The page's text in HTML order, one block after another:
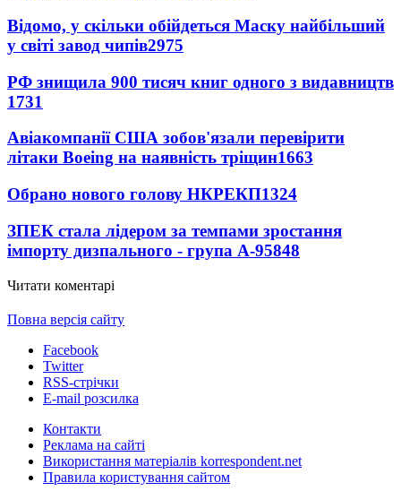
Відомо, у скільки обійдеться Маску найбільший
у світі завод чипів2975
РФ знищила 900 тисяч книг одного з видавництв
1731
Авіакомпанії США зобов'язали перевірити
літаки Boeing на наявність тріщин1663
Обрано нового голову НКРЕКП1324
ЗПЕК стала лідером за темпами зростання
імпорту дизпального - група А-95848
Читати коментарі
Повна версія сайту
Facebook
Twitter
RSS-стрічки
E-mail розсилка
Контакти
Реклама на сайті
Використання матеріалів korrespondent.net
Правила користування сайтом